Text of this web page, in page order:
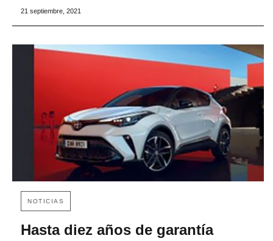
21 septiembre, 2021
NOTICIAS
Hasta diez años de garantía